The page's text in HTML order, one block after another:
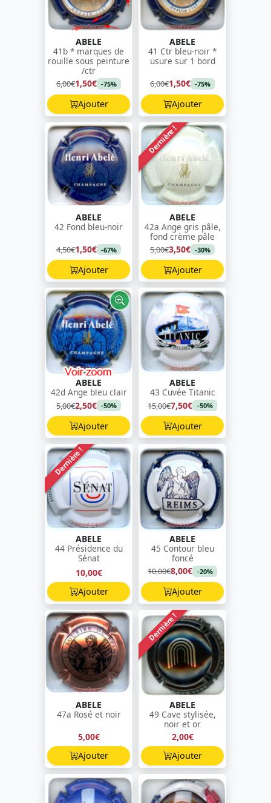
ABELE
41b * marques de
rouille sous peinture
/ctr
6,00€1,50€ -75%
Ajouter
ABELE
41 Ctr bleu-noir *
usure sur 1 bord
6,00€1,50€ -75%
Ajouter
ABELE
42 Fond bleu-noir
4,50€1,50€ -67%
Ajouter
Dernière !
ABELE
42a Ange gris pâle,
fond crème pâle
5,00€3,50€ -30%
Ajouter
ABELE
42d Ange bleu clair
5,00€2,50€ -50%
Ajouter
ABELE
43 Cuvée Titanic
15,00€7,50€ -50%
Ajouter
Dernière !
ABELE
44 Présidence du
Sénat
10,00€
Ajouter
ABELE
45 Contour bleu
foncé
10,00€8,00€ -20%
Ajouter
ABELE
47a Rosé et noir
5,00€
Ajouter
Dernière !
ABELE
49 Cave stylisée,
noir et or
2,00€
Ajouter